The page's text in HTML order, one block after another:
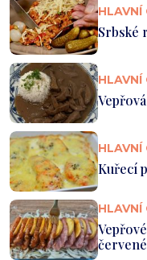
HLAVNÍ
Srbské
HLAVNÍ
HLAVNÍ
Kuřecí
HLAVNÍ